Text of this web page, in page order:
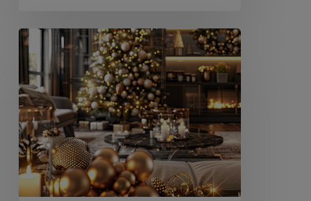
Industrias Químicas Iris
21 marzo 2025
Brilla
en
Navidad